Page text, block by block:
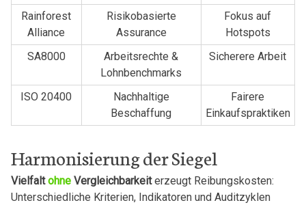
Rainforest
Alliance
Risikobasierte
Assurance
Fokus auf
Hotspots
SA8000
Arbeitsrechte &
Lohnbenchmarks
Sicherere Arbeit
ISO 20400
Nachhaltige
Beschaffung
Fairere
Einkaufspraktiken
Harmonisierung der Siegel
VielfaltohneVergleichbarkeiterzeugt Reibungskosten:
Unterschiedliche Kriterien, Indikatoren und Auditzyklen